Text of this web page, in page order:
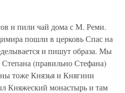
и пили чай дома с М. Реми.
пошли в церковь Спас на
и пишут образа. Мы
(правильно Стефана)
тоже Князья и Княгини
Княжеский монастырь и там